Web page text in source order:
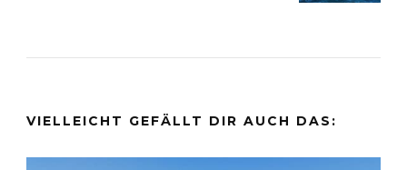
VIELLEICHT GEFÄLLT DIR AUCH DAS: